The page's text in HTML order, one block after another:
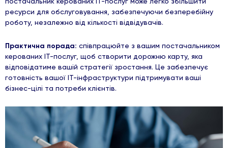
ресурси для обслуговування, забезпечуючи безперебійну
роботу, незалежно від кількості відвідувачів.
Практична порада: співпрацюйте з вашим постачальником
керованих ІТ-послуг, щоб створити дорожню карту, яка
відповідатиме вашій стратегії зростання. Це забезпечує
готовність вашої ІТ-інфраструктури підтримувати ваші
бізнес-цілі та потреби клієнтів.